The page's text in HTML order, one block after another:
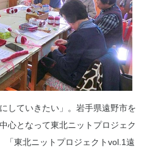
していきたい」。岩手県遠野市を
心となって東北ニットプロジェク
「東北ニットプロジェクトvol.1遠